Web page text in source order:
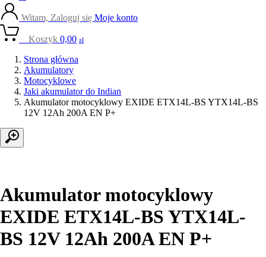
Witam, Zaloguj się Moje konto
Koszyk 0,00 zł
Strona główna
Akumulatory
Motocyklowe
Jaki akumulator do Indian
Akumulator motocyklowy EXIDE ETX14L-BS YTX14L-BS
12V 12Ah 200A EN P+
Akumulator motocyklowy
EXIDE ETX14L-BS YTX14L-
BS 12V 12Ah 200A EN P+